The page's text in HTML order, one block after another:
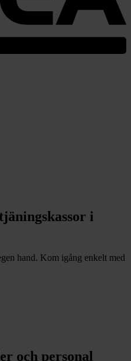
i
hand. Kom igång enkelt med
och personal